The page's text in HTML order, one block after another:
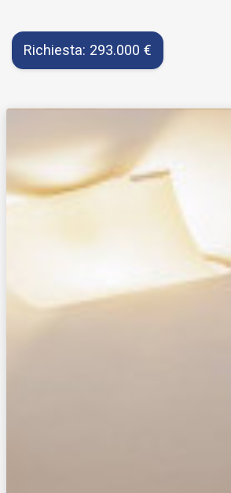
Richiesta: 293.000 €